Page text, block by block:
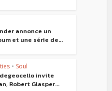
annonce un
et une série de...
• Soul
invite
Robert Glasper...